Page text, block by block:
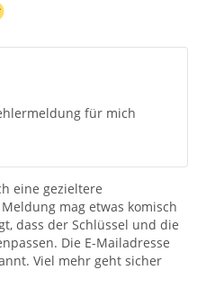
für mich
eine gezieltere
mag etwas komisch
dass der Schlüssel und die
Die E-Mailadresse
Viel mehr geht sicher